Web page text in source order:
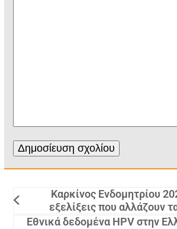
Καρκίνος Ενδομητρίου
εξελίξεις που αλλάζουν
Εθνικά δεδομένα HPV στην